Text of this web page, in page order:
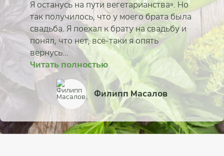
Я останусь на пути вегетарианства». Но
так получилось, что у моего брата была
свадьба. Я поехал к брату на свадьбу и
понял, что нет, всё-таки я опять
вернусь...
Читать полностью
Филипп Масалов
Читать полностью
Татьяна Венгерская
Читать полностью
Алексей Исаков
Читать полностью
Юлия Мельник
Читать полностью
Олег Васильев
Читать полностью
Мария Казанцева
Читать полностью
Александр Иванов
Читать полностью
Анна Катрич